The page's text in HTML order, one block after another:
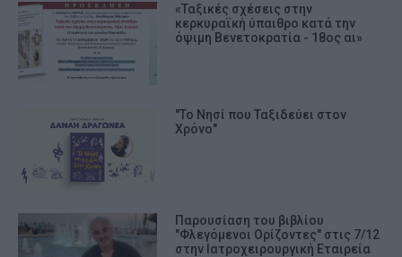
«Ταξικές σχέσεις στην
κερκυραϊκή ύπαιθρο κατά την
όψιμη Βενετοκρατία - 18ος αι»
"Το Νησί που Ταξιδεύει στον
Χρόνο"
Παρουσίαση του βιβλίου
"Φλεγόμενοι Ορίζοντες" στις 7/12
στην Ιατροχειρουργική Εταιρεία